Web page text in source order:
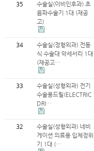
35
수술실(이비인후과) 초
음파수술기 1대 (재공
고)
34
수술실(정형외과) 전동
식 수술대 악세서리 1대
(재공고…
33
수술실(성형외과) 전기
수술용드릴(ELECTRIC
DRI…
32
수술실(성형외과) 네비
게이션 의료용 입체정위
기 1대 (…